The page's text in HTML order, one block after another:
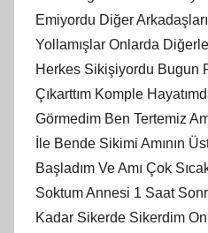
Emiyordu Diğer
Yollamışlar Onlarda
Herkes Sikişiyordu Bugun
Çıkarttım Komple
Görmedim Ben Tertemiz
İle Bende Sikimi Amının
Başladım Ve Amı Çok
Soktum Annesi 1 Saat
Kadar Sikerde Sikerdim